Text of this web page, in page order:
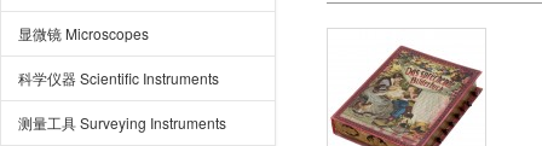
显微镜 Microscopes
科学仪器 Scientific Instruments
测量工具 Surveying Instruments